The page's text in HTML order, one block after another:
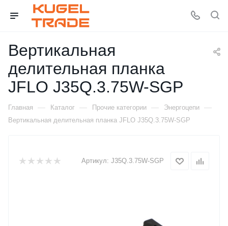
Вертикальная
делительная планка
JFLO J35Q.3.75W-SGP
Главная — Каталог — Прочие категории — Энергоцепи —
Вертикальная делительная планка JFLO J35Q.3.75W-SGP
Артикул: J35Q.3.75W-SGP